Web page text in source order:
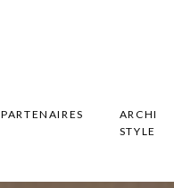
PARTENAIRES
ARCHI
STYLE